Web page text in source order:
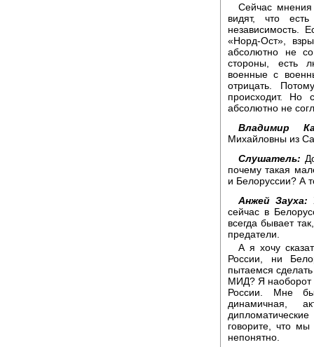
Сейчас
видят, что
независимость.
«Норд-Ост»,
абсолютно не
стороны, есть
военные с
отрицать.
происходит. Но
абсолютно не
Владимир
Михайловны из
Слушатель:
почему такая
и Белоруссии? А
Анжей Зауха:
сейчас в
всегда бывает
предатели.
А я хочу
России, ни
пытаемся
МИД? Я наоборот
России. Мне
динамичная,
говорите, что
непонятно.